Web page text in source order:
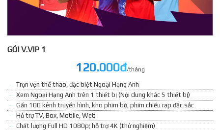
GÓI V.VIP 1
120.000đ/tháng
Trọn vẹn thể thao, đặc biệt Ngoại Hạng Anh
Xem Ngoại Hạng Anh trên 1 thiết bị (Nội dung khác 5 thiết bị)
Gần 100 kênh truyền hình, kho phim bộ, phim chiếu rạp đặc sắc
Hỗ trợ TV, Box, Mobile, Web
Chất lượng Full HD 1080p; hỗ trợ 4K (thử nghiệm)